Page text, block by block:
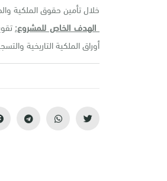
خلال تأمين حقوق الملكية
الهدف الخاص للمشروع:
أوراق الملكية التاريخية